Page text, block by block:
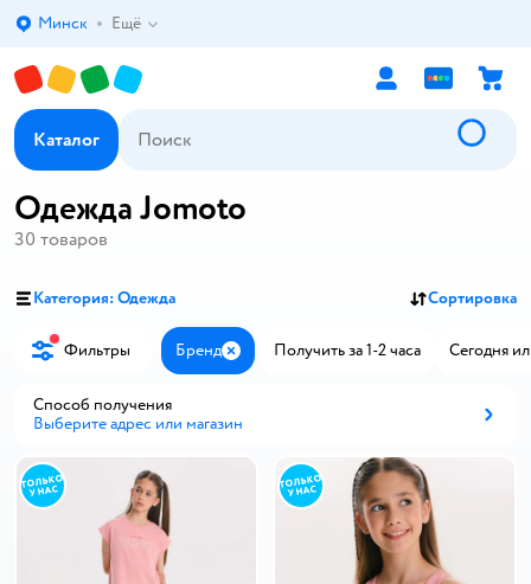
Выбор адреса доставки.
Минск Ещё
Каталог
Одежда Jomoto
30 товаров
Категория: Одежда Сортировка
Фильтры Бренд ЗакрытьПолучить за 1-2 часа Сегодня
Способ получения
Выберите адрес или магазин